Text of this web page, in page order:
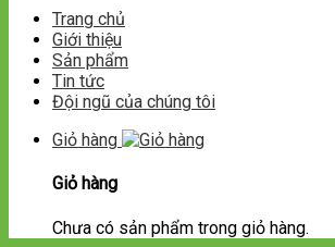
Trang chủ
Giới thiệu
Sản phẩm
Tin tức
Đội ngũ của chúng tôi
Giỏ hàng
Giỏ hàng
Chưa có sản phẩm trong giỏ hàng.